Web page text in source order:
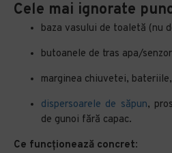
Cele mai ignorate
baza vasului de toaletă (nu
butoanele de tras apa/
marginea chiuvetei,
dispersoarele de săpun,
de gunoi fără capac.
Ce funcționează concret: